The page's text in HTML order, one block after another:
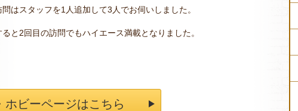
はスタッフを1人追加して3人でお伺いしました。
と2回目の訪問でもハイエース満載となりました。
ホビーページはこちら